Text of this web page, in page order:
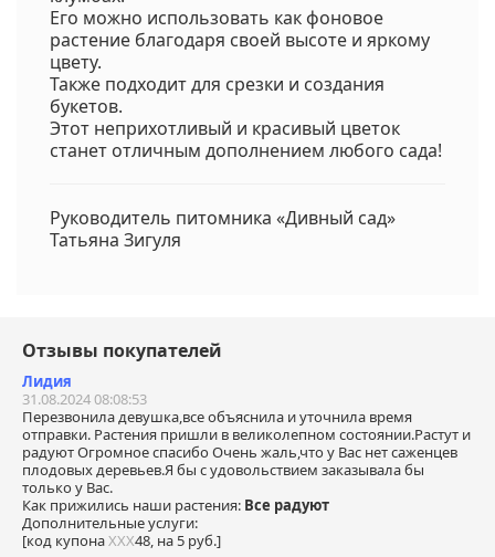
Его можно использовать как фоновое
растение благодаря своей высоте и яркому
цвету.
Также подходит для срезки и создания
букетов.
Этот неприхотливый и красивый цветок
станет отличным дополнением любого сада!
Руководитель питомника «Дивный сад»
Татьяна Зигуля
Отзывы покупателей
Лидия
31.08.2024 08:08:53
Перезвонила девушка,все объяснила и уточнила время
отправки. Растения пришли в великолепном состоянии.Растут и
радуют Огромное спасибо Очень жаль,что у Вас нет саженцев
плодовых деревьев.Я бы с удовольствием заказывала бы
только у Вас.
Как прижились наши растения: Все радуют
Дополнительные услуги:
[код купонаХХХ48, на 5 руб.]